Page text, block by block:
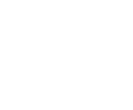
2021
starters (kopers van
jaar) van de
. Tot en met maart 2021
en vanaf